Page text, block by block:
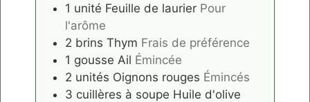
1 unité Feuille de laurier Pour
l'arôme
2 brins Thym Frais de préférence
1 gousse Ail Émincée
2 unités Oignons rouges Émincés
3 cuillères à soupe Huile d'olive